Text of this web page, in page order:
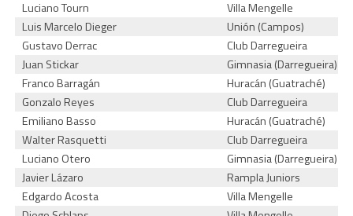
Luciano Tourn
Villa Mengelle
Luis Marcelo Dieger
Unión (Campos)
Gustavo Derrac
Club Darregueira
Juan Stickar
Gimnasia (Darregueira)
Franco Barragán
Huracán (Guatraché)
Gonzalo Reyes
Club Darregueira
Emiliano Basso
Huracán (Guatraché)
Walter Rasquetti
Club Darregueira
Luciano Otero
Gimnasia (Darregueira)
Javier Lázaro
Rampla Juniors
Edgardo Acosta
Villa Mengelle